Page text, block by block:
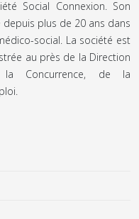
Social Connexion. Son
plus de 20 ans dans
social. La société est
au près de la Direction
la Concurrence, de la